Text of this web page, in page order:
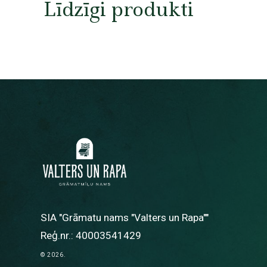
Līdzīgi produkti
SIA "Grāmatu nams "Valters un Rapa""
Reģ.nr.: 40003541429
© 2026.